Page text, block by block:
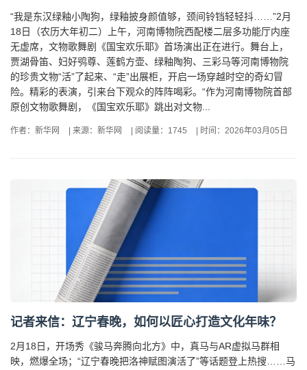
“我是东汉绿釉小陶狗，绿釉披身颜值够，颈间铃铛轻轻抖……”2月
18日（农历大年初二）上午，河南博物院西配楼二层多功能厅内座
无虚席，文物歌舞剧《国宝欢乐耶》首场演出正在进行。舞台上，
贾湖骨笛、妇好鸮尊、莲鹤方壶、绿釉陶狗、三彩马等河南博物院
的珍贵文物“活”了起来、“走”出展柜，开启一场穿越时空的奇幻冒
险。精彩的表演，引来台下观众的阵阵喝彩。“作为河南博物院首部
原创文物歌舞剧，《国宝欢乐耶》跳出对文物...
作者：新华网 来源：新华网 阅读量：1745 时间：2026年03月05日
记者来信：辽宁春晚，如何以匠心打造文化年味？
2月18日，开场秀《骏马奔腾向北方》中，真马与AR虚拟马群相
映，燃爆全场；“辽宁春晚把洛神赋图演活了”等话题登上热搜……马